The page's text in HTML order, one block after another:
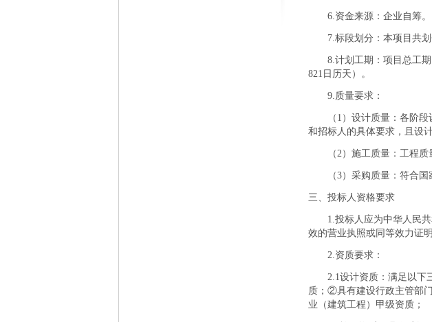
6.资金来源：企业自筹。
7.标段划分：本项目共划
8.计划工期：项目总工
821日历天）。
9.质量要求：
（ 1）设计质量：各阶
和招标人的具体要求，且设
（2）施工质量：工程质
（3）采购质量：符合国
三、投标人资格要求
1.投标人应为中华人民
效的营业执照或同等效力证
2.资质要求：
2.1设计资质：满足以下
质；②具有建设行政主管部
业（建筑工程）甲级资质；